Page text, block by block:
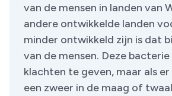
van de mensen in landen van
andere ontwikkelde landen
minder ontwikkeld zijn is dat
van de mensen. Deze
klachten te geven, maar als er
een zweer in de maag of